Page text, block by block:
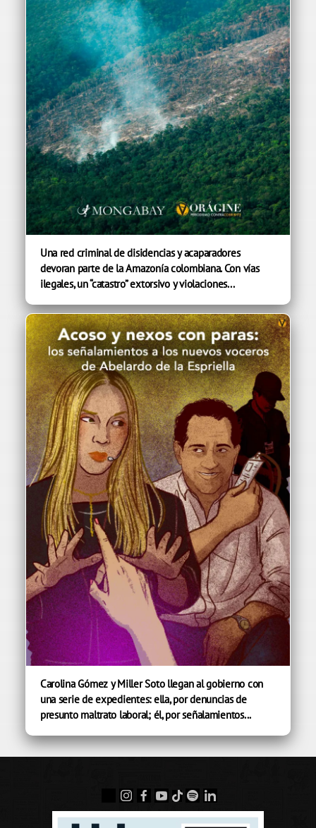
Una red criminal de disidencias y acaparadores
devoran parte de la Amazonía colombiana. Con vías
ilegales, un “catastro” extorsivo y violaciones...
Carolina Gómez y Miller Soto llegan al gobierno con
una serie de expedientes: ella, por denuncias de
presunto maltrato laboral; él, por señalamientos...